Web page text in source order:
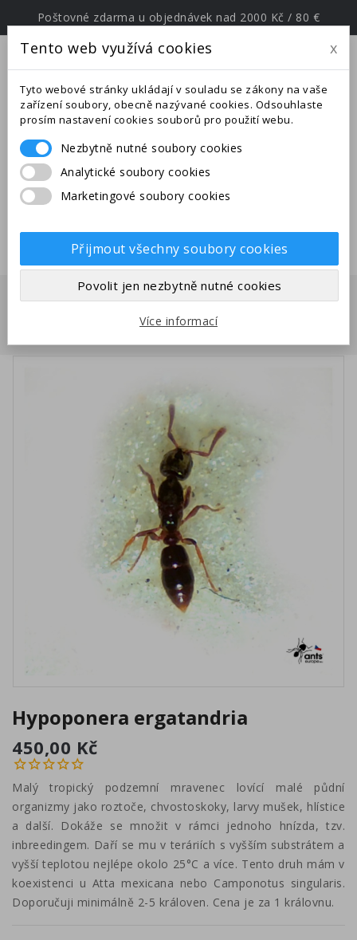
Poštovné zdarma u objednávek nad 2000 Kč / 80 €
menu
Upozornění: Ve dnech od
25.6.-27.7.2026 jsme na expedici v
jižní Evropě. Uskutečněné
objednávky budou odeslány po
28.7.2026.
Mravenci Hypoponera ergatandria
Hypoponera ergatandria
450,00 Kč
Malý tropický podzemní mravenec lovící malé půdní
organizmy jako roztoče, chvostoskoky, larvy mušek, hlístice
a další. Dokáže se množit v rámci jednoho hnízda, tzv.
inbreedingem. Daří se mu v teráriích s vyšším substrátem a
vyšší teplotou nejlépe okolo 25°C a více. Tento druh mám v
koexistenci u Atta mexicana nebo Camponotus singularis.
Doporučuji minimálně 2-5 královen. Cena je za 1 královnu.
Tento web využívá cookies x
Tyto webové stránky ukládají v souladu se zákony na vaše
zařízení soubory, obecně nazývané cookies. Odsouhlaste
prosím nastavení cookies souborů pro použití webu.
Nezbytně nutné soubory cookies
Analytické soubory cookies
Marketingové soubory cookies
Přijmout všechny soubory cookies
Povolit jen nezbytně nutné cookies
Více informací